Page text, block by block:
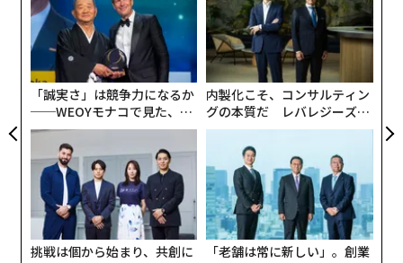
「誠実さ」は競争力になるか
──WEOYモナコで見た、く
ら寿司の経営哲学
内製化こそ、コンサルティン
グの本質だ レバレジーズが
実践する、次世代ファームの
挑戦は個から始まり、共創に
「老舗は常に新しい」。創業